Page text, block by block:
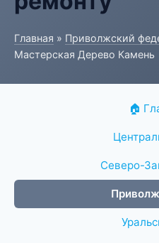
Главная » Приволжский
Мастерская Дерево Камень
🏠
Северо-